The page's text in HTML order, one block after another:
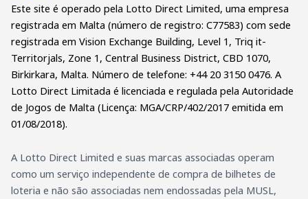
Este site é operado pela Lotto Direct Limited, uma empresa
registrada em Malta (número de registro: C77583) com sede
registrada em Vision Exchange Building, Level 1, Triq it-
Territorjals, Zone 1, Central Business District, CBD 1070,
Birkirkara, Malta. Número de telefone: +44 20 3150 0476. A
Lotto Direct Limitada é licenciada e regulada pela Autoridade
de Jogos de Malta (Licença: MGA/CRP/402/2017 emitida em
01/08/2018).
A Lotto Direct Limited e suas marcas associadas operam
como um serviço independente de compra de bilhetes de
loteria e não são associadas nem endossadas pela MUSL,